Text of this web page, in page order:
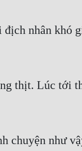
nhân khó
thịt. Lúc tới
chuyện như